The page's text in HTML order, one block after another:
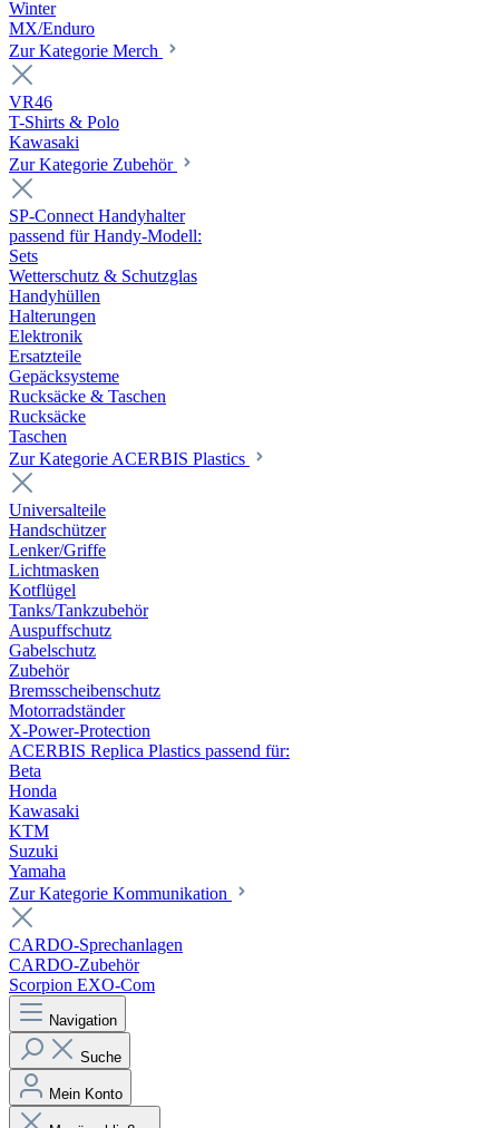
Winter
MX/Enduro
Zur Kategorie Merch
VR46
T-Shirts & Polo
Kawasaki
Zur Kategorie Zubehör
SP-Connect Handyhalter
passend für Handy-Modell:
Sets
Wetterschutz & Schutzglas
Handyhüllen
Halterungen
Elektronik
Ersatzteile
Gepäcksysteme
Rucksäcke & Taschen
Rucksäcke
Taschen
Zur Kategorie ACERBIS Plastics
Universalteile
Handschützer
Lenker/Griffe
Lichtmasken
Kotflügel
Tanks/Tankzubehör
Auspuffschutz
Gabelschutz
Zubehör
Bremsscheibenschutz
Motorradständer
X-Power-Protection
ACERBIS Replica Plastics passend für:
Beta
Honda
Kawasaki
KTM
Suzuki
Yamaha
Zur Kategorie Kommunikation
CARDO-Sprechanlagen
CARDO-Zubehör
Scorpion EXO-Com
Navigation
Suche
Mein Konto